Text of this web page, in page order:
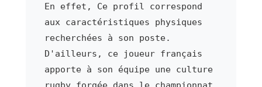
En effet, Ce profil correspond
aux caractéristiques physiques
recherchées à son poste.
D'ailleurs, ce joueur français
apporte à son équipe une culture